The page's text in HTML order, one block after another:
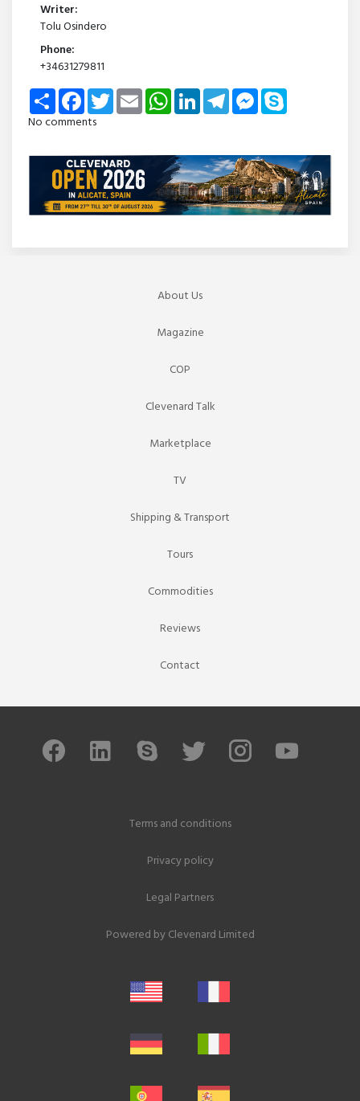
Writer:
Tolu Osindero
Phone:
+34631279811
Share FacebookTwitterEmail WhatsAppLinkedInTelegramMessenger
No comments
About Us
Magazine
COP
Clevenard Talk
Marketplace
TV
Shipping & Transport
Tours
Commodities
Reviews
Contact
Terms and conditions
Privacy policy
Legal Partners
Powered byClevenard Limited